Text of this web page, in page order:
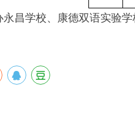
学校、康德双语实验学